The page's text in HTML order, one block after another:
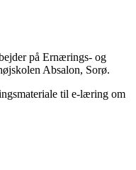
på Ernærings- og
Absalon, Sorø.
til e-læring om